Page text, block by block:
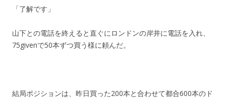
「了解です」
山下との電話を終えると直ぐにロンドンの岸井に電話を入れ、
75givenで50本ずつ買う様に頼んだ。
結局ポジションは、昨日買った200本と合わせて都合600本のド